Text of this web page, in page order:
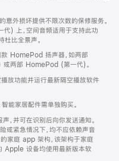
外损坏提供不限次数的保修服务。
) 上，空间音频适用于支持此功
比全景声。
HomePod 扬声器，如两部
两部 HomePod (第一代)。
放功能并运行最新隔空播放软件
能家居配件需单独购买。
，并可在识别后向你发送通知。
或紧急情况下，均不应依赖声音
家庭 app 架构，该架构于家庭
Apple 设备均使用最新版本软